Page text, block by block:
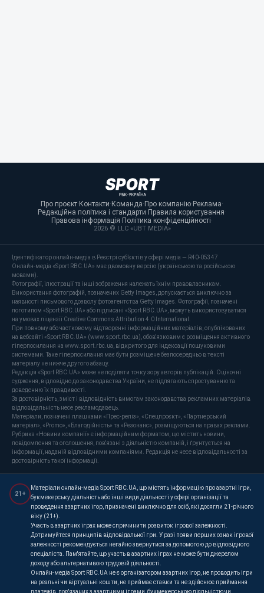
Про проєкт·Контакти·Команда·Про компанію·Реклама·
Редакційна політика і стандарти·Правила користування·
Правова інформація·Політика конфіденційності·
2026 © LLC «UBT MEDIA»
Ідентифікатор онлайн-медіа в Реєстрі суб’єктів у сфері медіа — R40-05347
Онлайн-медіа «Sport RBC.UA» має двомовну версію (українською та російською
мовами).
Фотографії, ілюстрації та інші зображення належать їхнім правовласникам.
Використання фотографій, позначених Getty Images, допускається виключно за
наявності письмового дозволу фотоагентства Getty Images. Фотографії, позначені
логотипом «Sport RBC.UA» або підписані «Sport RBC.UA», можуть використовуватися
на умовах ліцензії Creative Commons Attribution 4.0 International.
При повному або частковому відтворенні інформаційних матеріалів, опублікованих
на вебсайті «Sport RBC.UA» (www.sport.rbc.ua), обов'язковим є розміщення активного
гіперпосилання на www.sport.rbc.ua, відкритого для індексації пошуковими
системами. Таке гіперпосилання має бути розміщене безпосередньо в тексті
матеріалу не нижче другого абзацу.
Редакція «Sport RBC.UA» може не поділяти точку зору авторів публікацій. Оціночні
судження, відповідно до законодавства України, не підлягають спростуванню та
доведенню їх правдивості.
За достовірність, зміст і відповідність вимогам законодавства рекламних матеріалів
відповідальність несе рекламодавець.
Матеріали, позначені плашками «Прес-реліз», «Спецпроєкт», «Партнерський
матеріал», «Promo», «Благодійність» та «Резонанс», розміщуються на правах реклами.
Рубрика «Новини компанії» є інформаційним форматом, що містить новини,
повідомлення та оголошення, пов'язані з діяльністю компаній, і ґрунтується на
інформації, наданій відповідними компаніями. Редакція не несе відповідальності за
достовірність такої інформації.
21+
Матеріали онлайн-медіа Sport RBC.UA, що містять інформацію про азартні ігри,
букмекерську діяльність або інші види діяльності у сфері організації та
проведення азартних ігор, призначені виключно для осіб, які досягли 21-річного
віку (21+).
Участь в азартних іграх може спричинити розвиток ігрової залежності.
Дотримуйтеся принципів відповідальної гри. У разі появи перших ознак ігрової
залежності рекомендується негайно звернутися за допомогою до відповідного
спеціаліста. Пам'ятайте, що участь в азартних іграх не може бути джерелом
доходу або альтернативою трудовій діяльності.
Онлайн-медіа Sport RBC.UA не є організатором азартних ігор, не проводить ігри
на реальні чи віртуальні кошти, не приймає ставки та не здійснює приймання
платежів, пов'язаних з азартними іграми, букмекерською діяльністю чи